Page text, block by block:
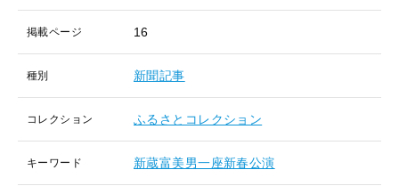
掲載ページ 16
種別 新聞記事
コレクション ふるさとコレクション
キーワード 新蔵富美男一座新春公演